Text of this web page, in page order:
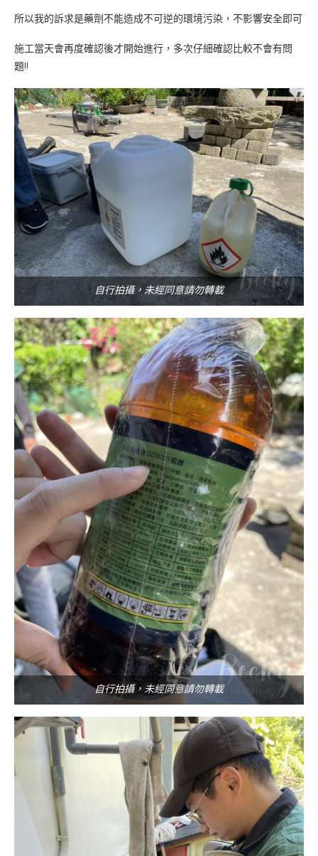
所以我的訴求是藥劑不能造成不可逆的環境污染，不影響安全即可
施工當天會再度確認後才開始進行，多次仔細確認比較不會有問
題!!
自行拍攝，未經同意請勿轉載
自行拍攝，未經同意請勿轉載